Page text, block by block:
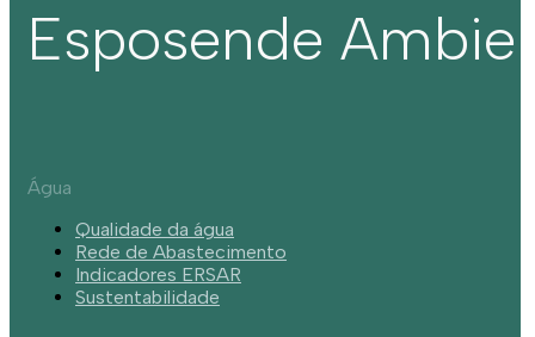
Esposende
Água
Qualidade da água
Rede de Abastecimento
Indicadores ERSAR
Sustentabilidade